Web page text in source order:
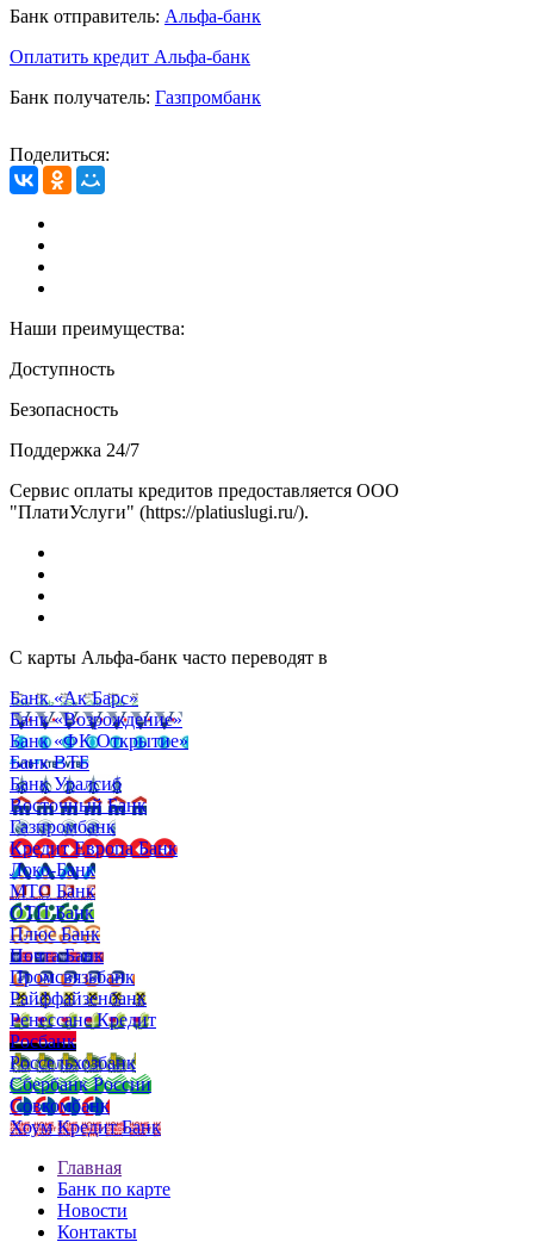
Банк отправитель: Альфа-банк
Оплатить кредит Альфа-банк
Банк получатель: Газпромбанк
Поделиться:
Наши преимущества:
Доступность
Безопасность
Поддержка 24/7
Сервис оплаты кредитов предоставляется ООО
"ПлатиУслуги" (https://platiuslugi.ru/).
С карты Альфа-банк часто переводят в
Банк «Ак Барс»
Банк «Возрождение»
Банк «ФК Открытие»
Банк ВТБ
Банк Уралсиб
Восточный Банк
Газпромбанк
Кредит Европа Банк
Локо-Банк
МТС Банк
ОТП Банк
Плюс Банк
Почта Банк
Промсвязьбанк
Райффайзенбанк
Ренессанс Кредит
Росбанк
Россельхозбанк
Сбербанк России
Совкомбанк
Хоум Кредит Банк
Главная
Банк по карте
Новости
Контакты